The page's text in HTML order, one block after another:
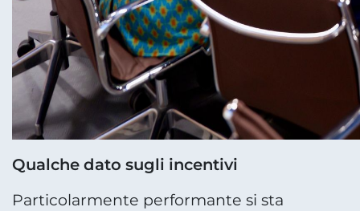
Qualche dato sugli incentivi
Particolarmente performante si sta